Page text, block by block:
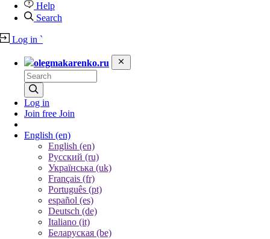
Help
Search
Log in `
olegmakarenko.ru
Log in
Join free Join
English (en)
English (en)
Русский (ru)
Українська (uk)
Français (fr)
Português (pt)
español (es)
Deutsch (de)
Italiano (it)
Беларуская (be)